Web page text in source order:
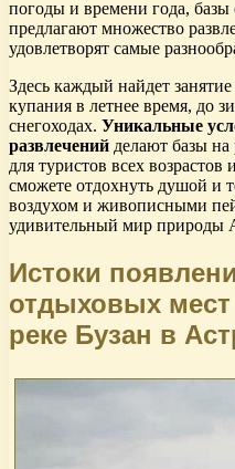
погоды и времени года, базы
предлагают множество
удовлетворят самые
Здесь каждый найдет
купания в летнее время, до
снегоходах. Уникальные
развлечений делают базы на
для туристов всех
сможете отдохнуть душой и
воздухом и живописными
удивительный мир природы
Истоки
отдыховых мест
реке Бузан в